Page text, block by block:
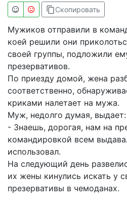
content_copyСкопировать
Мужиков отправили в
коей решили они
своей группы, подложили
презервативов.
По приезду домой, жена
соответственно,
криками налетает на мужа.
Муж, недолго думая, выдает:
- Знаешь, дорогая, нам на
командировкой всем
использовал.
На следующий день
их жены кинулись искать у
презервативы в чемоданах.